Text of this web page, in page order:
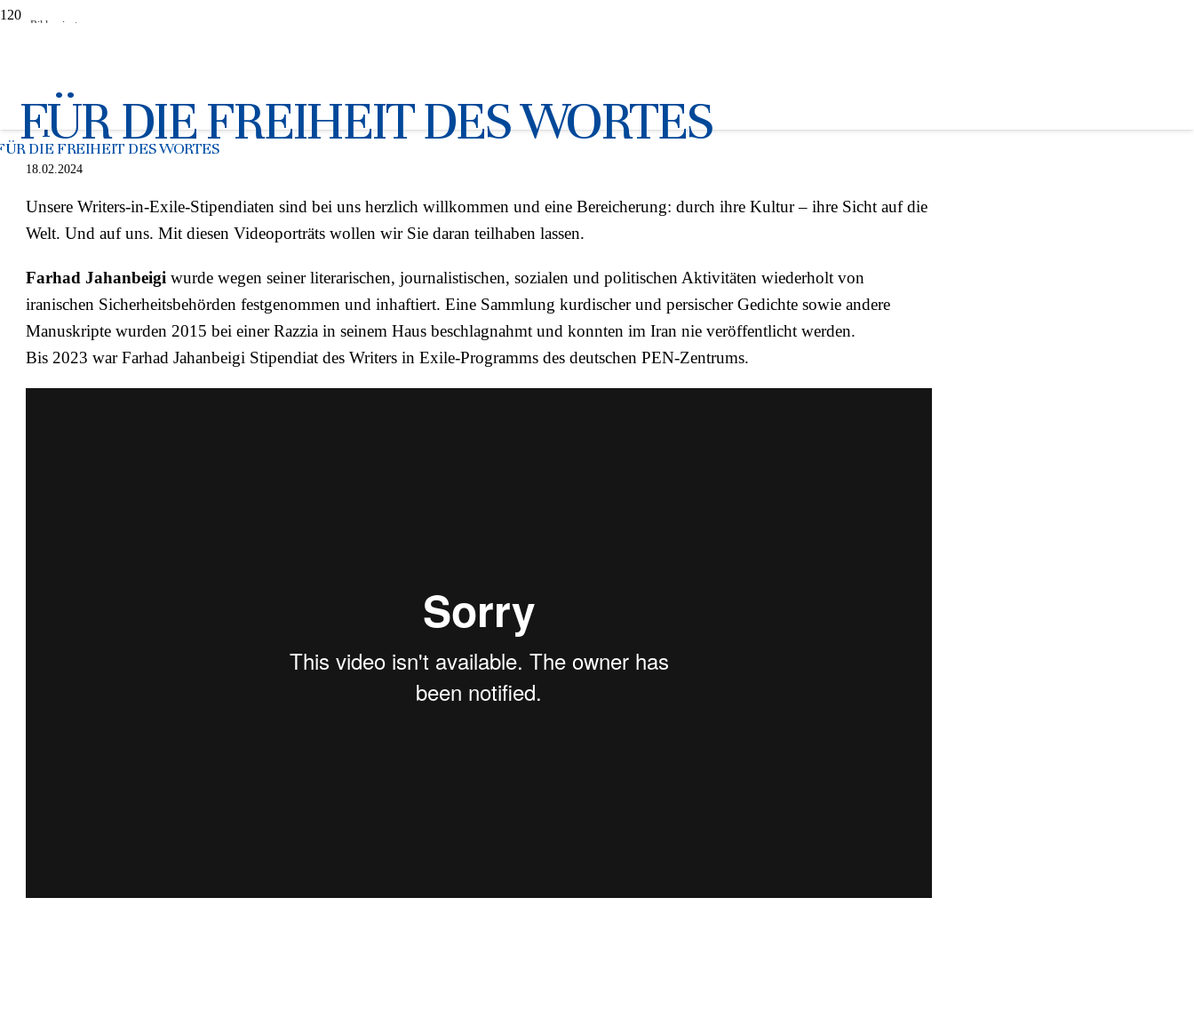
FÜR DIE FREIHEIT DES WORTES
DIE FREIHEIT DES WORTES
Bild: privat
Sprache nicht ausstirbt”
18.02.2024
Unsere Writers-in-Exile-Stipendiaten sind bei uns herzlich willkommen und eine Bereicherung: durch ihre Kultur – ihre Sicht auf die
Welt. Und auf uns. Mit diesen Videoporträts wollen wir Sie daran teilhaben lassen.
Farhad Jahanbeigi wurde wegen seiner literarischen, journalistischen, sozialen und politischen Aktivitäten wiederholt von
iranischen Sicherheitsbehörden festgenommen und inhaftiert. Eine Sammlung kurdischer und persischer Gedichte sowie andere
Manuskripte wurden 2015 bei einer Razzia in seinem Haus beschlagnahmt und konnten im Iran nie veröffentlicht werden.
Bis 2023 war Farhad Jahanbeigi Stipendiat des Writers in Exile-Programms des deutschen PEN-Zentrums.